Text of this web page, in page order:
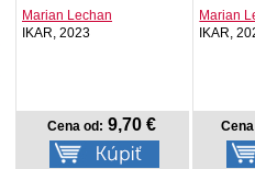
Marian Lechan
IKAR, 2023
Cena od: 9,70 €
Marian
IKAR,